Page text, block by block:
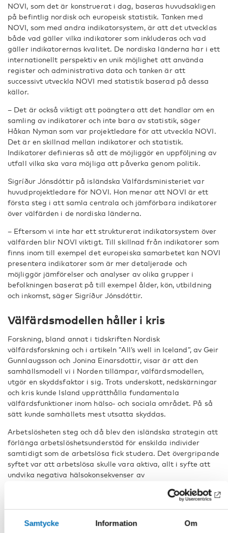
Samtycke Information Om
NOVI, som det är konstruerat i dag, baseras huvudsakligen
på befintlig nordisk och europeisk statistik. Tanken med
NOVI, som med andra indikatorsystem, är att det utvecklas
både vad gäller vilka indikatorer som inkluderas och vad
gäller indikatorernas kvalitet. De nordiska länderna har i ett
internationellt perspektiv en unik möjlighet att använda
register och administrativa data och tanken är att
successivt utveckla NOVI med statistik baserad på dessa
källor.
– Det är också viktigt att poängtera att det handlar om en
samling av indikatorer och inte bara av statistik, säger
Håkan Nyman som var projektledare för att utveckla NOVI.
Det är en skillnad mellan indikatorer och statistik.
Indikatorer definieras så att de möjliggör en uppföljning av
utfall vilka ska vara möjliga att påverka genom politik.
Sigríður Jónsdóttir på isländska Välfärdsministeriet var
huvudprojektledare för NOVI. Hon menar att NOVI är ett
första steg i att samla centrala och jämförbara indikatorer
över välfärden i de nordiska länderna.
– Eftersom vi inte har ett strukturerat indikatorsystem över
välfärden blir NOVI viktigt. Till skillnad från indikatorer som
finns inom till exempel det europeiska samarbetet kan NOVI
presentera indikatorer som är mer detaljerade och
möjliggör jämförelser och analyser av olika grupper i
befolkningen baserat på till exempel ålder, kön, utbildning
och inkomst, säger Sigríður Jónsdóttir.
Välfärdsmodellen håller i kris
Forskning, bland annat i tidskriften Nordisk
välfärdsforskning och i artikeln ”All’s well in Iceland”, av Geir
Gunnlaugsson och Jonina Einarsdottir, visar är att den
samhällsmodell vi i Norden tillämpar, välfärdsmodellen,
utgör en skyddsfaktor i sig. Trots underskott, nedskärningar
och kris kunde Island upprätthålla fundamentala
välfärdsfunktioner inom hälso- och sociala området. På så
sätt kunde samhällets mest utsatta skyddas.
Arbetslösheten steg och då blev den isländska strategin att
förlänga arbetslöshetsunderstöd för enskilda individer
samtidigt som de arbetslösa fick studera. Det övergripande
syftet var att arbetslösa skulle vara aktiva, allt i syfte att
undvika negativa hälsokonsekvenser av
samma nivå som före krisen och Island lockar utländsk
Forskarna framhåller att ett robust välfärdssystem, som